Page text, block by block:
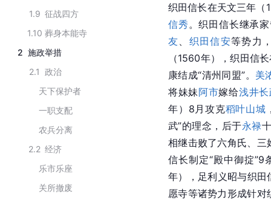
1.9 征战四方
1.10 葬身本能寺
2 施政举措
2.1 政治
天下保护者
一职支配
农兵分离
2.2 经济
乐市乐座
关所撤废
织田信长在天文三年（
信秀 。织田信长继承
友
织田信安等势力
（1560年），织田信长
康结成“清州同盟”。 美
将妹妹阿市嫁给浅井
年）8月攻克稻叶山城
武”的理念，后于永禄
相继击败了六角氏、三
信长制定“殿中御掟”9
年），足利义昭与织
愿寺等诸势力形成针对